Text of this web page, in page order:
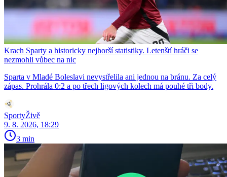
Krach Sparty a historicky nejhorší statistiky. Letenští hráči se
nezmohli vůbec na nic
Sparta v Mladé Boleslavi nevystřelila ani jednou na bránu. Za celý
zápas. Prohrála 0:2 a po třech ligových kolech má pouhé tři body.
SportyŽivě
9. 8. 2026, 18:29
3 min